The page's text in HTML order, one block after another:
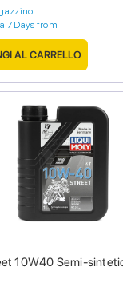
7 Days from
AL CARRELLO
10W40 Semi-